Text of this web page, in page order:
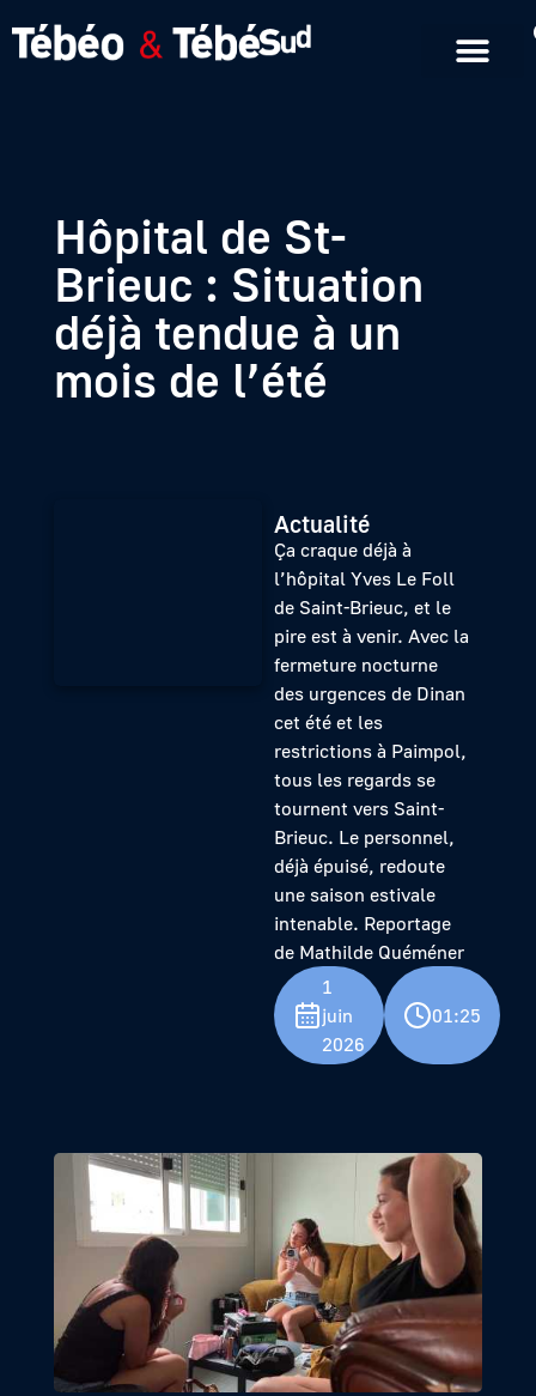
Hôpital de St-
Brieuc : Situation
déjà tendue à un
mois de l’été
Actualité
Ça craque déjà à
l’hôpital Yves Le Foll
de Saint-Brieuc, et le
pire est à venir. Avec la
fermeture nocturne
des urgences de Dinan
cet été et les
restrictions à Paimpol,
tous les regards se
tournent vers Saint-
Brieuc. Le personnel,
déjà épuisé, redoute
une saison estivale
intenable. Reportage
de Mathilde Quéméner
1
juin
2026
01:25